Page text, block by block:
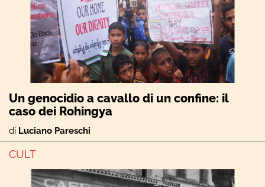
Un genocidio a cavallo di un confine: il
caso dei Rohingya
di Luciano Pareschi
CULT